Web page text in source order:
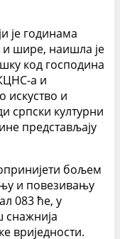
је годинама
шире, наишла је
код господина
а и
искуство и
српски културни
представљају
бољем
и повезивању
083 ће, у
снажнија
вриједности.